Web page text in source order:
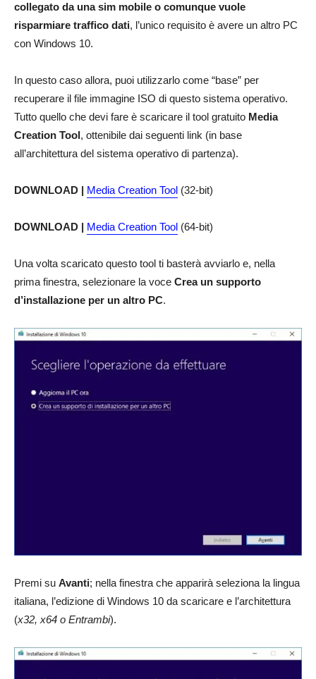
collegato da una sim mobile o comunque vuole
risparmiare traffico dati, l’unico requisito è avere un altro PC
con Windows 10.
In questo caso allora, puoi utilizzarlo come “base” per
recuperare il file immagine ISO di questo sistema operativo.
Tutto quello che devi fare è scaricare il tool gratuito Media
Creation Tool, ottenibile dai seguenti link (in base
all’architettura del sistema operativo di partenza).
DOWNLOAD | Media Creation Tool (32-bit)
DOWNLOAD | Media Creation Tool (64-bit)
Una volta scaricato questo tool ti basterà avviarlo e, nella
prima finestra, selezionare la voce Crea un supporto
d’installazione per un altro PC.
Premi su Avanti; nella finestra che apparirà seleziona la lingua
italiana, l’edizione di Windows 10 da scaricare e l’architettura
(x32, x64 o Entrambi).